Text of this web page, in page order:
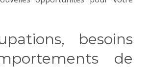
besoins
de